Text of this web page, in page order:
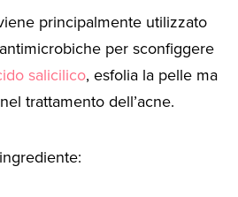
principalmente utilizzato
per sconfiggere
salicilico, esfolia la pelle ma
trattamento dell’acne.